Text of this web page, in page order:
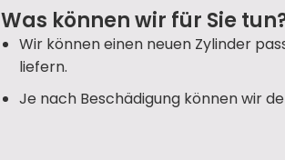
Was können wir für Sie
Wir können einen neuen Zylinder
liefern.
Je nach Beschädigung können wir